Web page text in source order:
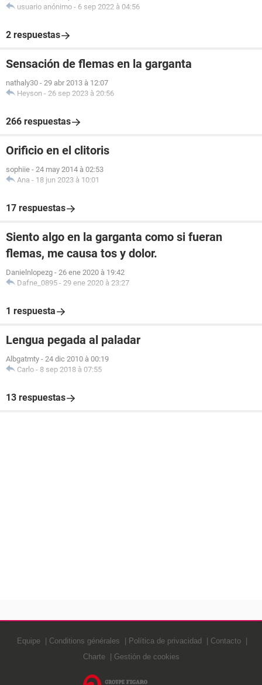
usuario anónimo - 6 sep 2022 à 04:56
2 respuestas
Sensación de flemas en la garganta
nathaly30 - 29 abr 2013 à 12:07
Heyson - 26 sep 2023 à 20:56
266 respuestas
Orificio en el clitoris
sophiie - 24 may 2014 à 02:53
Ana - 18 jun 2023 à 10:01
17 respuestas
Siento algo en la garganta como si fueran
flemas, me causa tos y dolor.
Danielnlopezg - 26 ene 2020 à 19:42
Dafne_0895 - 29 ene 2020 à 23:27
1 respuesta
Lengua pegada al paladar
Albgatmty - 24 dic 2010 à 00:19
Carlo - 8 sep 2018 à 07:55
13 respuestas
Equipe Conditions générales Política de privacidad
Contacto
Charte
Gestión de cookies